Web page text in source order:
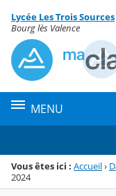
Menu de la rubrique
Contenu
Lycée Les Trois Sources
Bourg lès Valence
MENU
Vous êtes ici : Accueil›
2024